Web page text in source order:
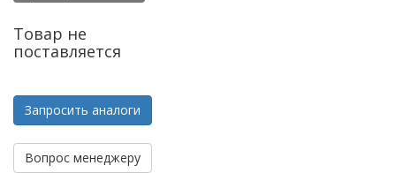
Товар не
поставляется
Запросить аналоги
Вопрос менеджеру